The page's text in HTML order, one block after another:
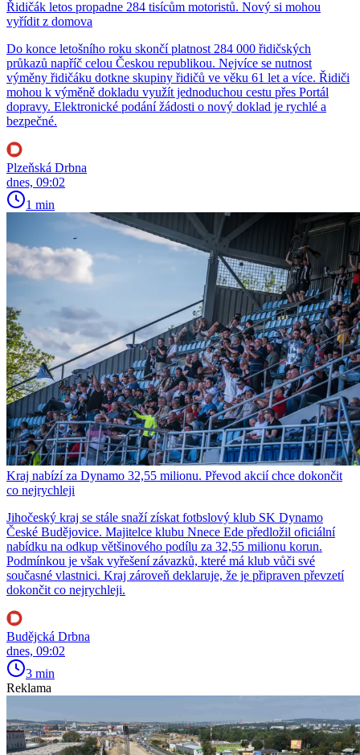
Řidičák letos propadne 284 tisícům motoristů. Nový si mohou
vyřídit z domova
Do konce letošního roku skončí platnost 284 000 řidičských
průkazů napříč celou Českou republikou. Nejvíce se nutnost
výměny řidičáku dotkne skupiny řidičů ve věku 61 let a více. Řidiči
mohou k výměně dokladu využít jednoduchou cestu přes Portál
dopravy. Elektronické podání žádosti o nový doklad je rychlé a
bezpečné.
Plzeňská Drbna
dnes, 09:02
1 min
Kraj nabízí za Dynamo 32,55 milionu. Převod akcií chce dokončit
co nejrychleji
Jihočeský kraj se stále snaží získat fotbslový klub SK Dynamo
České Budějovice. Majitelce klubu Nnece Ede předložil oficiální
nabídku na odkup většinového podílu za 32,55 milionu korun.
Podmínkou je však vyřešení závazků, které má klub vůči své
současné vlastnici. Kraj zároveň deklaruje, že je připraven převzetí
dokončit co nejrychleji.
Budějcká Drbna
dnes, 09:02
3 min
Reklama